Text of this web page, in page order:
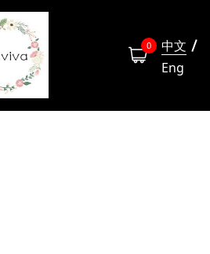
0
中文
Eng